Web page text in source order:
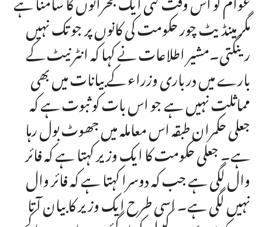
مگر مینڈیٹ چور حکومت کی کانوں پر جو تک نہیں
رینگتی۔مشیر اطلاعات نے کہا کہ انٹرنیٹ کے
بارے میں درباری وزراء کے بیانات میں بھی
مماثلت نہیں ہے جو اس بات کو ثبوت ہے کہ
جعلی حکمران طبقہ اس معاملہ میں جھوٹ بول رہا
ہے۔ جعلی حکومت کا ایک وزیر کہتا ہے کہ فائر
وال لگی ہے جب کہ دوسرا کہتا ہے کہ فائر وال
نہیں لگی ہے۔ اسی طرح ایک وزیر کا بیان آتا